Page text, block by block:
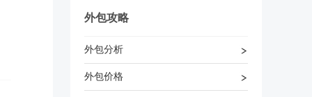
外包攻略
外包分析
外包价格